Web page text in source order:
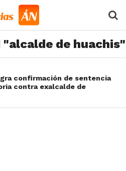
de huachis"
confirmación de sentencia
contra exalcalde de